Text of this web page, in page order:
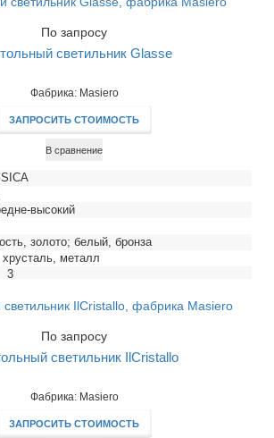
По запросу
светильник Glasse
Фабрика: Masiero
ЗАПРОСИТЬ СТОИМОСТЬ
В сравнение
высокий
золото; белый, бронза
хрусталь, металл
3
По запросу
светильник IlCristallo
Фабрика: Masiero
ЗАПРОСИТЬ СТОИМОСТЬ